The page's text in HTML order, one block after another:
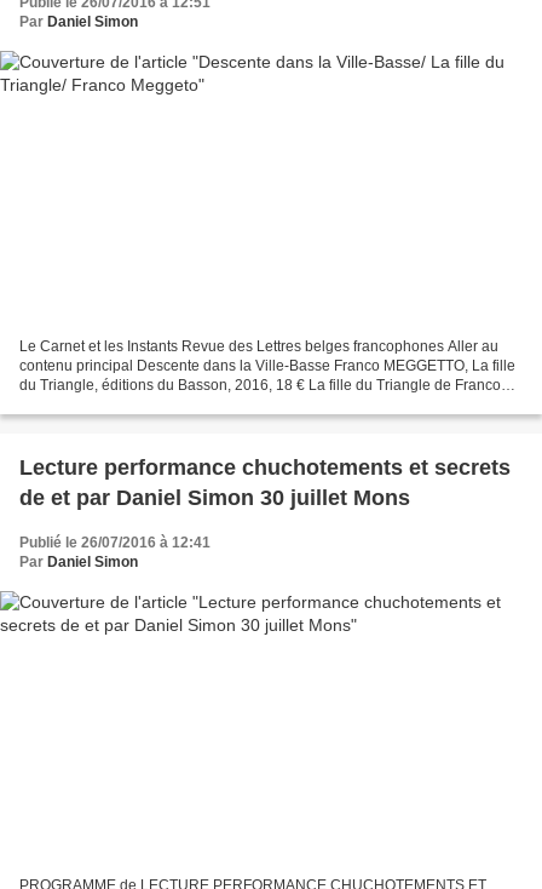
Par Daniel Simon
Le Carnet et les Instants Revue des Lettres belges francophones Aller au
contenu principal Descente dans la Ville-Basse Franco MEGGETTO, La fille
du Triangle, éditions du Basson, 2016, 18 € La fille du Triangle de Franco
Lecture performance chuchotements et secrets
de et par Daniel Simon 30 juillet Mons
Publié le 26/07/2016 à 12:41
Par Daniel Simon
PROGRAMME de LECTURE PERFORMANCE CHUCHOTEMENTS ET